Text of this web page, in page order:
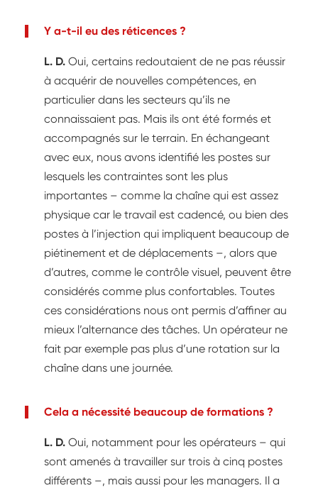
Y a-t-il eu des réticences ?
L. D. Oui, certains redoutaient de ne pas réussir
à acquérir de nouvelles compétences, en
particulier dans les secteurs qu’ils ne
connaissaient pas. Mais ils ont été formés et
accompagnés sur le terrain. En échangeant
avec eux, nous avons identifié les postes sur
lesquels les contraintes sont les plus
importantes – comme la chaîne qui est assez
physique car le travail est cadencé, ou bien des
postes à l’injection qui impliquent beaucoup de
piétinement et de déplacements –, alors que
d’autres, comme le contrôle visuel, peuvent être
considérés comme plus confortables. Toutes
ces considérations nous ont permis d’affiner au
mieux l’alternance des tâches. Un opérateur ne
fait par exemple pas plus d’une rotation sur la
chaîne dans une journée.
Cela a nécessité beaucoup de formations ?
L. D. Oui, notamment pour les opérateurs – qui
sont amenés à travailler sur trois à cinq postes
différents –, mais aussi pour les managers. Il a